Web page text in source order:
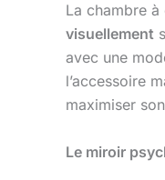
La chambre
visuellement
avec une
l’accessoire
maximiser
Le miroir